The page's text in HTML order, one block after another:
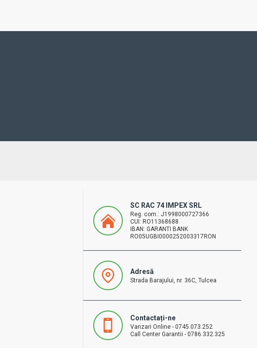
SC RAC 74 IMPEX SRL
Reg. com.: J1998000727366
CUI: RO11368688
IBAN: GARANTI BANK
RO05UGBI0000252003317RON
Adresă
Strada Barajului, nr. 36C, Tulcea
Contactați-ne
Vanzari Online - 0745.073.252
Call Center Garantii - 0786.332.325